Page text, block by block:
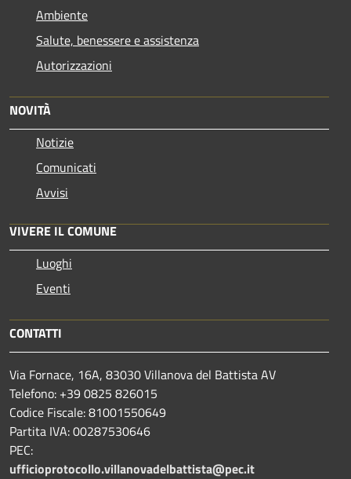
Ambiente
Salute, benessere e assistenza
Autorizzazioni
NOVITÀ
Notizie
Comunicati
Avvisi
VIVERE IL COMUNE
Luoghi
Eventi
CONTATTI
Via Fornace, 16A, 83030 Villanova del Battista AV
Telefono: +39 0825 826015
Codice Fiscale: 81001550649
Partita IVA: 00287530646
PEC:
ufficioprotocollo.villanovadelbattista@pec.it